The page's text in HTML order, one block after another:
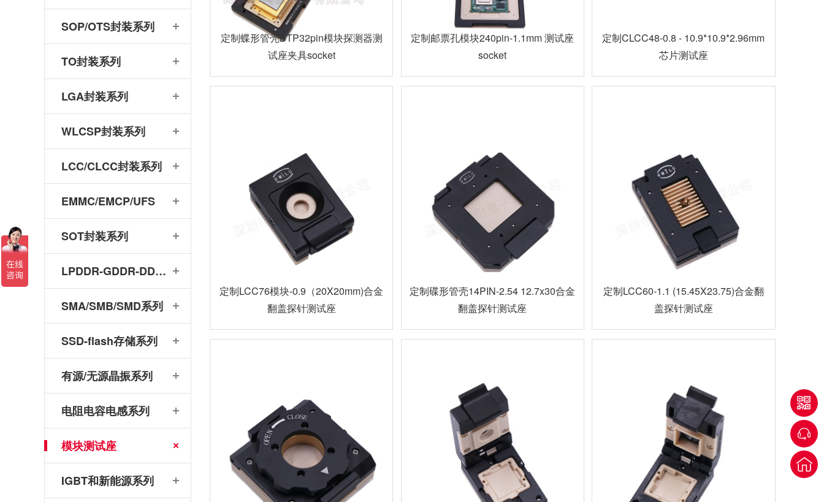
定制蝶形管壳BTP32pin模块探测器测
试座夹具socket
定制邮票孔模块240pin-1.1mm 测试座
socket
定制CLCC48-0.8 - 10.9*10.9*2.96mm
芯片测试座
定制LCC76模块-0.9（20X20mm)合金
翻盖探针测试座
定制碟形管壳14PIN-2.54 12.7x30合金
翻盖探针测试座
定制LCC60-1.1 (15.45X23.75)合金翻
盖探针测试座
SOP/OTS封装系列
TO封装系列
LGA封装系列
WLCSP封装系列
LCC/CLCC封装系列
EMMC/EMCP/UFS
SOT封装系列
LPDDR-GDDR-DDR系列
SMA/SMB/SMD系列
SSD-flash存储系列
有源/无源晶振系列
电阻电容电感系列
模块测试座
IGBT和新能源系列
芯片可靠性测试：HTOL与ITC独立温控，鸿怡电子芯片老化座工程师带您了解两种完全不同的老化测试方式
机器人传感器芯片：视觉、听觉、触觉、力觉、热觉等多模态感知芯片的测试条件与鸿怡电子传感器芯片测试座案例应用
DDR内存颗粒测试治具制作条件：代际适配、工位配置与测试条件要求